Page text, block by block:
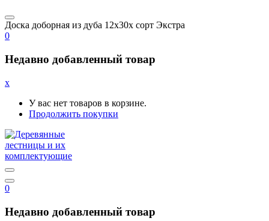
Доска доборная из дуба 12x30x сорт Экстра
0
Недавно добавленный товар
x
У вас нет товаров в корзине.
Продолжить покупки
0
Недавно добавленный товар